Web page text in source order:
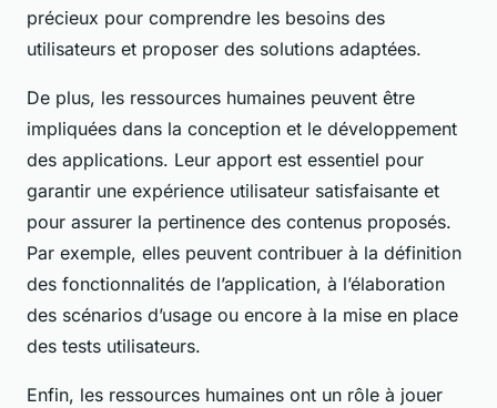
précieux pour comprendre les besoins des
utilisateurs et proposer des solutions adaptées.
De plus, les ressources humaines peuvent être
impliquées dans la conception et le développement
des applications. Leur apport est essentiel pour
garantir une expérience utilisateur satisfaisante et
pour assurer la pertinence des contenus proposés.
Par exemple, elles peuvent contribuer à la définition
des fonctionnalités de l’application, à l’élaboration
des scénarios d’usage ou encore à la mise en place
des tests utilisateurs.
Enfin, les ressources humaines ont un rôle à jouer